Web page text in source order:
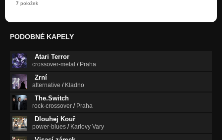
7 položek
PODOBNÉ KAPELY
Atari Terror
crossover-metal / Praha
Zrní
alternative / Kladno
The.Switch
rock-crossover / Praha
Dlouhej Kouř
power-blues / Karlovy Vary